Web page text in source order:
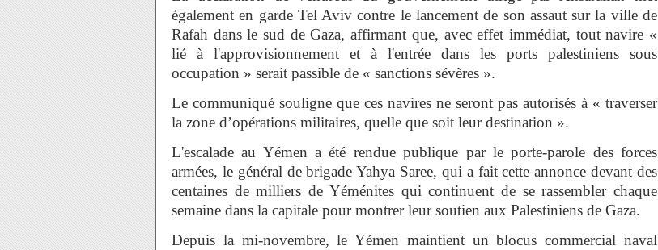
également en garde Tel Aviv contre le lancement de son assaut sur la ville de
Rafah dans le sud de Gaza, affirmant que, avec effet immédiat, tout navire «
lié à l'approvisionnement et à l'entrée dans les ports palestiniens sous
occupation » serait passible de « sanctions sévères ».
Le communiqué souligne que ces navires ne seront pas autorisés à « traverser
la zone d’opérations militaires, quelle que soit leur destination ».
L'escalade au Yémen a été rendue publique par le porte-parole des forces
armées, le général de brigade Yahya Saree, qui a fait cette annonce devant des
centaines de milliers de Yéménites qui continuent de se rassembler chaque
semaine dans la capitale pour montrer leur soutien aux Palestiniens de Gaza.
Depuis la mi-novembre, le Yémen maintient un blocus commercial naval